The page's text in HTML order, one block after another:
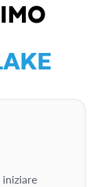
un data
le app ad